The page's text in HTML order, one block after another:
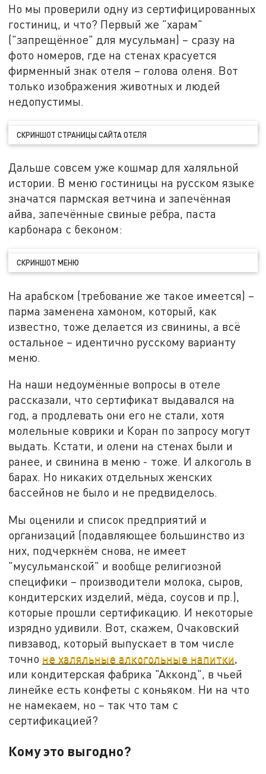
Но мы проверили одну из сертифицированных
гостиниц, и что? Первый же "харам"
("запрещённое" для мусульман) – сразу на
фото номеров, где на стенах красуется
фирменный знак отеля – голова оленя. Вот
только изображения животных и людей
недопустимы.
СКРИНШОТ СТРАНИЦЫ САЙТА ОТЕЛЯ
Дальше совсем уже кошмар для халяльной
истории. В меню гостиницы на русском языке
значатся пармская ветчина и запечённая
айва, запечённые свиные рёбра, паста
карбонара с беконом:
СКРИНШОТ МЕНЮ
На арабском (требование же такое имеется) –
парма заменена хамоном, который, как
известно, тоже делается из свинины, а всё
остальное – идентично русскому варианту
меню.
На наши недоумённые вопросы в отеле
рассказали, что сертификат выдавался на
год, а продлевать они его не стали, хотя
молельные коврики и Коран по запросу могут
выдать. Кстати, и олени на стенах были и
ранее, и свинина в меню - тоже. И алкоголь в
барах. Но никаких отдельных женских
бассейнов не было и не предвиделось.
Мы оценили и список предприятий и
организаций (подавляющее большинство из
них, подчеркнём снова, не имеет
"мусульманской" и вообще религиозной
специфики – производители молока, сыров,
кондитерских изделий, мёда, соусов и пр.),
которые прошли сертификацию. И некоторые
изрядно удивили. Вот, скажем, Очаковский
пивзавод, который выпускает в том числе
точно не халяльные алкогольные напитки,
или кондитерская фабрика "Акконд", в чьей
линейке есть конфеты с коньяком. Ни на что
не намекаем, но – так что там с
сертификацией?
Кому это выгодно?